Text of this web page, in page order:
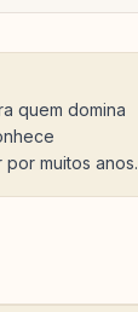
quem domina
muitos anos.